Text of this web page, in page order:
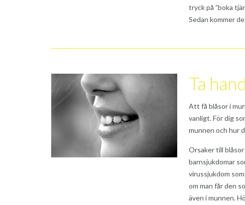
tryck på ”boka
Sedan kommer
Ta
Att få blåsor i
vanligt. För dig
munnen och hur
Orsaker till
barnsjukdomar
virussjukdom
om man får den
även i munnen.